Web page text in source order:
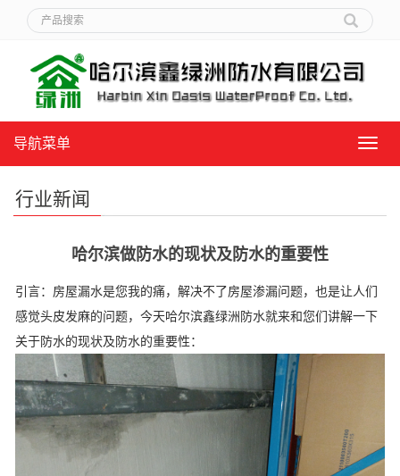
导
导航菜单
行业新闻
哈尔滨做防水的现状及防水的重要性
引言：房屋漏水是您我的痛，解决不了房屋渗漏问题，也是让人们
感觉头皮发麻的问题，今天哈尔滨鑫绿洲防水就来和您们讲解一下
关于防水的现状及防水的重要性：